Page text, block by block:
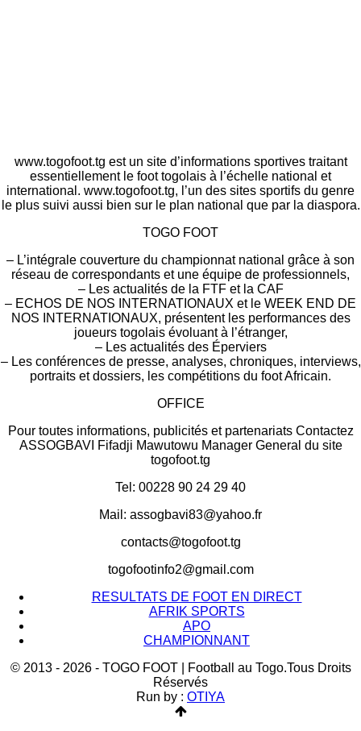
www.togofoot.tg est un site d’informations sportives traitant
essentiellement le foot togolais à l’échelle national et
international. www.togofoot.tg, l’un des sites sportifs du genre
le plus suivi aussi bien sur le plan national que par la diaspora.
TOGO FOOT
– L’intégrale couverture du championnat national grâce à son
réseau de correspondants et une équipe de professionnels,
– Les actualités de la FTF et la CAF
– ECHOS DE NOS INTERNATIONAUX et le WEEK END DE
NOS INTERNATIONAUX, présentent les performances des
joueurs togolais évoluant à l’étranger,
– Les actualités des Éperviers
– Les conférences de presse, analyses, chroniques, interviews,
portraits et dossiers, les compétitions du foot Africain.
OFFICE
Pour toutes informations, publicités et partenariats Contactez
ASSOGBAVI Fifadji Mawutowu Manager General du site
togofoot.tg
Tel: 00228 90 24 29 40
Mail: assogbavi83@yahoo.fr
contacts@togofoot.tg
togofootinfo2@gmail.com
RESULTATS DE FOOT EN DIRECT
AFRIK SPORTS
APO
CHAMPIONNANT
© 2013 - 2026 - TOGO FOOT | Football au Togo.Tous Droits
Réservés
Run by : OTIYA